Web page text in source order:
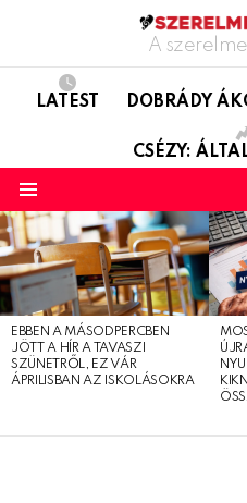
A
LATEST DOBRÁDY
CSÉZY:
LATEST
STORIES
EBBEN A MÁSODPERCBEN
JÖTT A HÍR A TAVASZI
SZÜNETRŐL, EZ VÁR
ÁPRILISBAN AZ ISKOLÁSOKRA